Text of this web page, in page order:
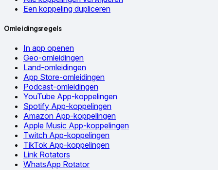
Een koppeling dupliceren
Omleidingsregels
In app openen
Geo-omleidingen
Land-omleidingen
App Store-omleidingen
Podcast-omleidingen
YouTube App-koppelingen
Spotify App-koppelingen
Amazon App-koppelingen
Apple Music App-koppelingen
Twitch App-koppelingen
TikTok App-koppelingen
Link Rotators
WhatsApp Rotator